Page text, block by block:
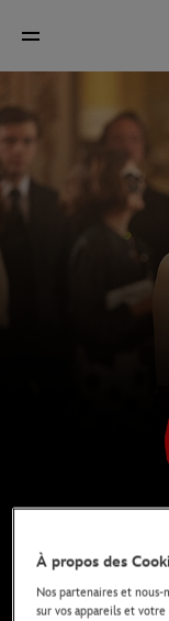
Maintenant
À propos des
Nos partenaires et
sur vos appareils et